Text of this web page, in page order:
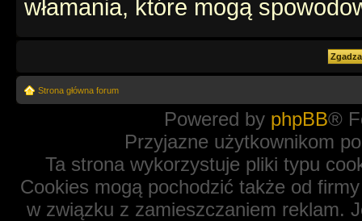
włamania, które mogą
Strona główna forum
Powered by phpBB®
Przyjazne użytkownikom
Ta strona wykorzystuje pliki typu
Cookies mogą pochodzić także od
w związku z zamieszczaniem reklam.